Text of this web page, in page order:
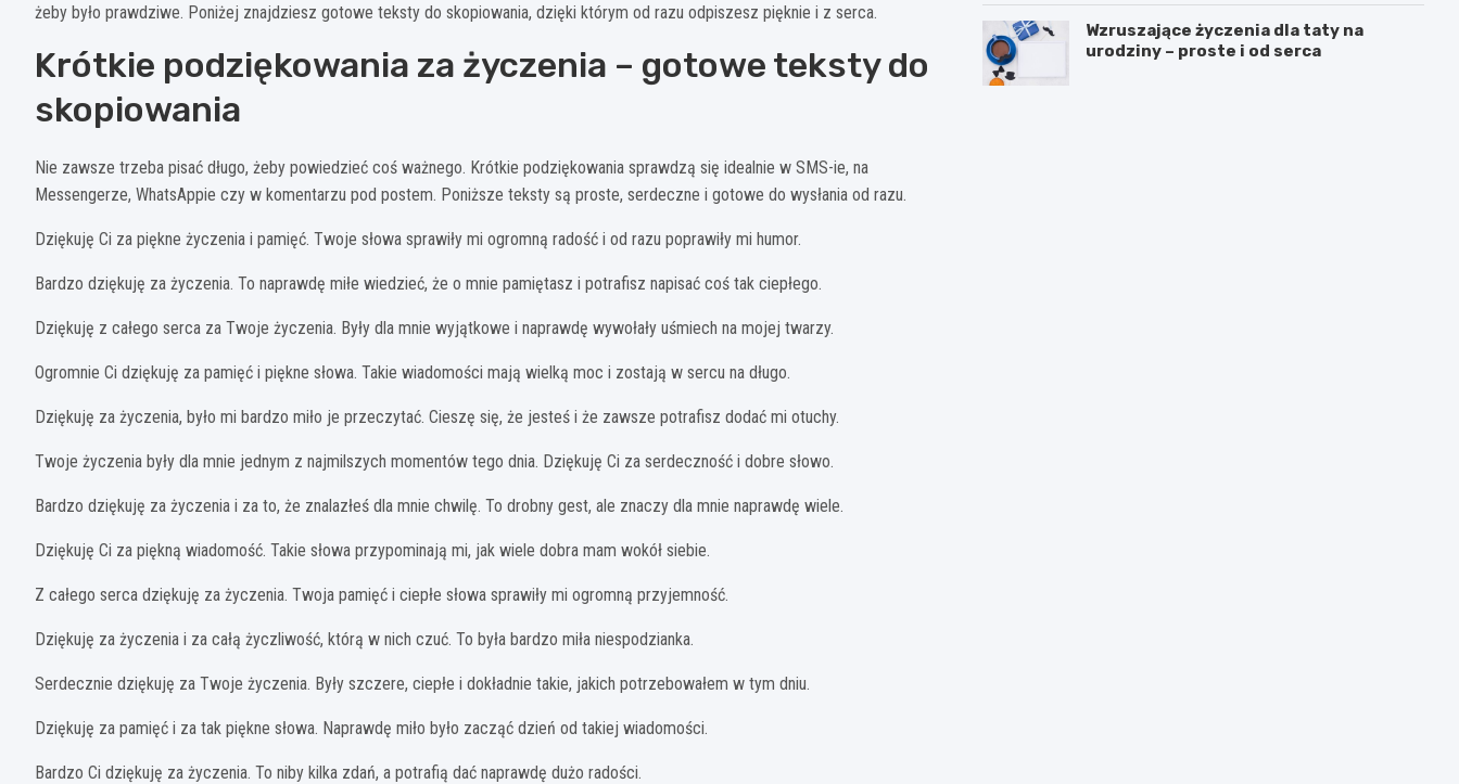
żeby było prawdziwe. Poniżej znajdziesz gotowe teksty do skopiowania, dzięki którym od razu odpiszesz pięknie i z serca.
Krótkie podziękowania za życzenia – gotowe teksty do
skopiowania
Nie zawsze trzeba pisać długo, żeby powiedzieć coś ważnego. Krótkie podziękowania sprawdzą się idealnie w SMS-ie, na
Messengerze, WhatsAppie czy w komentarzu pod postem. Poniższe teksty są proste, serdeczne i gotowe do wysłania od razu.
Dziękuję Ci za piękne życzenia i pamięć. Twoje słowa sprawiły mi ogromną radość i od razu poprawiły mi humor.
Bardzo dziękuję za życzenia. To naprawdę miłe wiedzieć, że o mnie pamiętasz i potrafisz napisać coś tak ciepłego.
Dziękuję z całego serca za Twoje życzenia. Były dla mnie wyjątkowe i naprawdę wywołały uśmiech na mojej twarzy.
Ogromnie Ci dziękuję za pamięć i piękne słowa. Takie wiadomości mają wielką moc i zostają w sercu na długo.
Dziękuję za życzenia, było mi bardzo miło je przeczytać. Cieszę się, że jesteś i że zawsze potrafisz dodać mi otuchy.
Twoje życzenia były dla mnie jednym z najmilszych momentów tego dnia. Dziękuję Ci za serdeczność i dobre słowo.
Bardzo dziękuję za życzenia i za to, że znalazłeś dla mnie chwilę. To drobny gest, ale znaczy dla mnie naprawdę wiele.
Dziękuję Ci za piękną wiadomość. Takie słowa przypominają mi, jak wiele dobra mam wokół siebie.
Z całego serca dziękuję za życzenia. Twoja pamięć i ciepłe słowa sprawiły mi ogromną przyjemność.
Dziękuję za życzenia i za całą życzliwość, którą w nich czuć. To była bardzo miła niespodzianka.
Serdecznie dziękuję za Twoje życzenia. Były szczere, ciepłe i dokładnie takie, jakich potrzebowałem w tym dniu.
Dziękuję za pamięć i za tak piękne słowa. Naprawdę miło było zacząć dzień od takiej wiadomości.
Bardzo Ci dziękuję za życzenia. To niby kilka zdań, a potrafią dać naprawdę dużo radości.
Wzruszające życzenia dla taty na
urodziny – proste i od serca